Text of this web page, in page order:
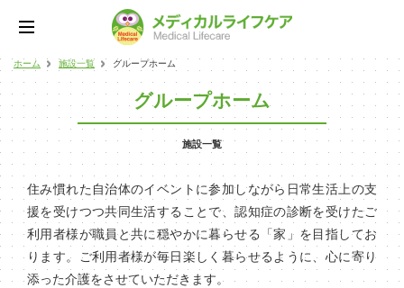
ホーム 施設一覧 グループホーム
グループホーム
施設一覧
住み慣れた自治体のイベントに参加しながら日常生活上の支
援を受けつつ共同生活することで、認知症の診断を受けたご
利用者様が職員と共に穏やかに暮らせる「家」を目指してお
ります。ご利用者様が毎日楽しく暮らせるように、心に寄り
添った介護をさせていただきます。